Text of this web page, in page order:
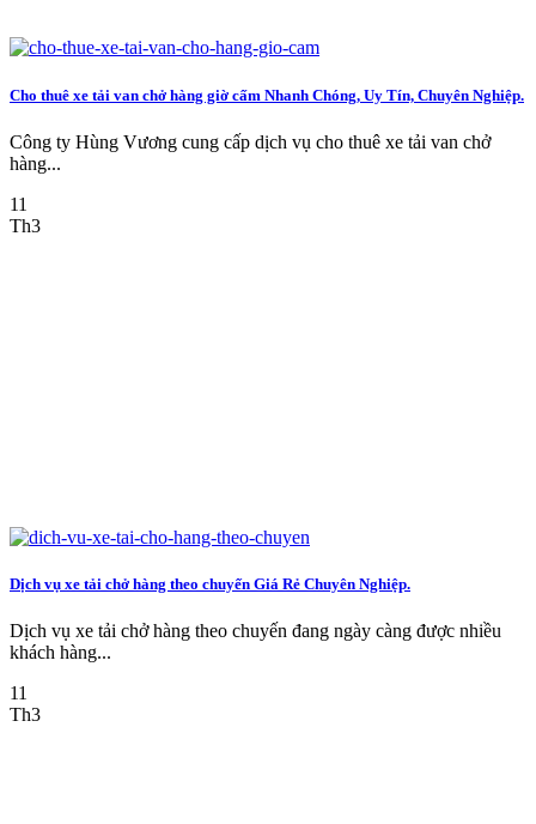
Cho thuê xe tải van chở hàng giờ cấm Nhanh Chóng, Uy Tín, Chuyên Nghiệp.
Công ty Hùng Vương cung cấp dịch vụ cho thuê xe tải van chở
hàng...
11
Th3
Dịch vụ xe tải chở hàng theo chuyến Giá Rẻ Chuyên Nghiệp.
Dịch vụ xe tải chở hàng theo chuyến đang ngày càng được nhiều
khách hàng...
11
Th3